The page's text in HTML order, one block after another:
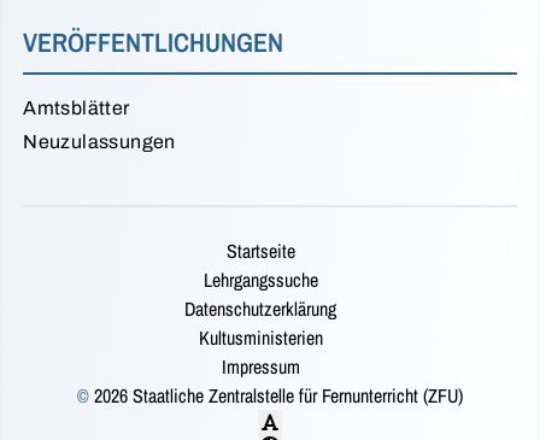
VERÖFFENTLICHUNGEN
Amtsblätter
Neuzulassungen
Startseite
Lehrgangssuche
Datenschutzerklärung
Kultusministerien
Impressum
©2026 Staatliche Zentralstelle für Fernunterricht (ZFU)